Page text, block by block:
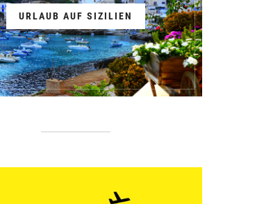
URLAUB AUF SIZILIEN